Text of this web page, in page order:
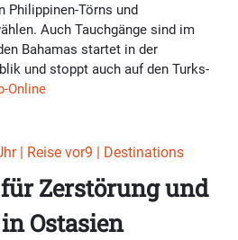
Philippinen-Törns und
Auch Tauchgänge sind im
Bahamas startet in der
und stoppt auch auf den Turks-
Online
| Reise vor9 | Destinations
Zerstörung und
Ostasien